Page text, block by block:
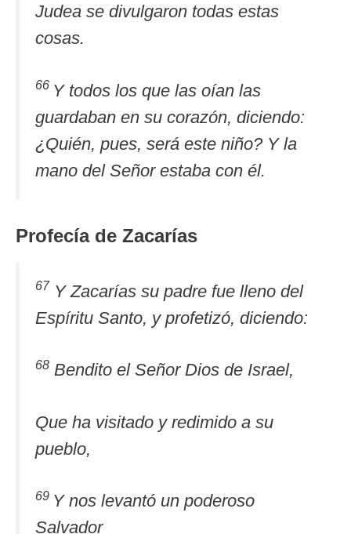
Judea se divulgaron todas estas
cosas.
66 Y todos los que las oían las
guardaban en su corazón, diciendo:
¿Quién, pues, será este niño? Y la
mano del Señor estaba con él.
Profecía de Zacarías
67 Y Zacarías su padre fue lleno del
Espíritu Santo, y profetizó, diciendo:
68 Bendito el Señor Dios de Israel,
Que ha visitado y redimido a su
pueblo,
69 Y nos levantó un poderoso
Salvador